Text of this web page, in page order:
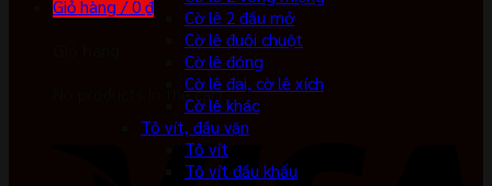
Giỏ hàng /0 ₫
No products in the cart.
Cờ lê 2 đầu mở
Cờ lê đuôi chuột
Cờ lê đóng
Cờ lê đai, cờ lê xích
Cờ lê khác
Tô vít, đầu vặn
Tô vít
Tô vít đầu khẩu